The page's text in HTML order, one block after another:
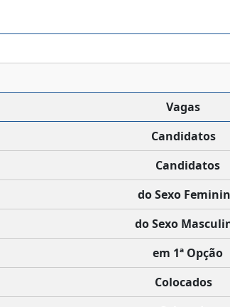
Vagas
Candidatos
Candidatos
do Sexo
do Sexo
em 1ª Opção
Colocados